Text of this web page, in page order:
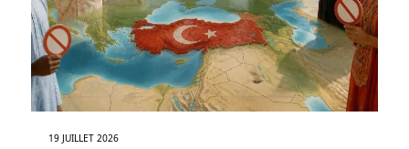
19 JUILLET 2026